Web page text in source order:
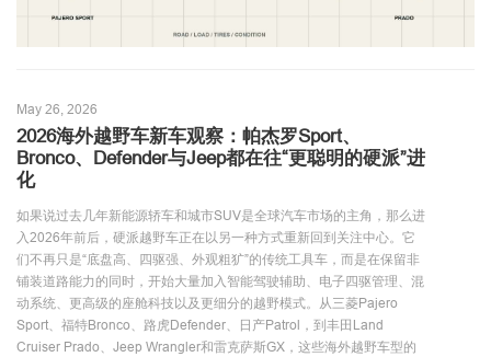
May 26, 2026
2026海外越野车新车观察：帕杰罗Sport、
Bronco、Defender与Jeep都在往“更聪明的硬派”进
化
如果说过去几年新能源轿车和城市SUV是全球汽车市场的主角，那么进
入2026年前后，硬派越野车正在以另一种方式重新回到关注中心。它
们不再只是“底盘高、四驱强、外观粗犷”的传统工具车，而是在保留非
铺装道路能力的同时，开始大量加入智能驾驶辅助、电子四驱管理、混
动系统、更高级的座舱科技以及更细分的越野模式。从三菱Pajero
Sport、福特Bronco、路虎Defender、日产Patrol，到丰田Land
Cruiser Prado、Jeep Wrangler和雷克萨斯GX，这些海外越野车型的